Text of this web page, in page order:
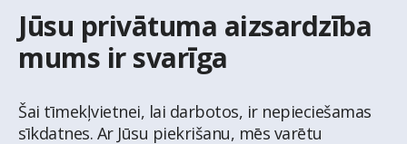
Jūsu privātuma aizsardzība
mums ir svarīga
Šai tīmekļvietnei, lai darbotos, ir nepieciešamas
sīkdatnes. Ar Jūsu piekrišanu, mēs varētu
E-pasta adrese
latio@latio.lv